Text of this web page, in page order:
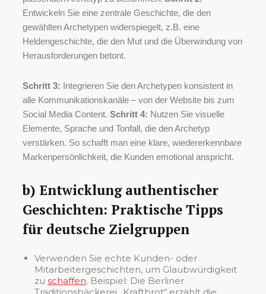
Entwickeln Sie eine zentrale Geschichte, die den
gewählten Archetypen widerspiegelt, z.B. eine
Heldengeschichte, die den Mut und die Überwindung von
Herausforderungen betont.
Schritt 3: Integrieren Sie den Archetypen konsistent in
alle Kommunikationskanäle – von der Website bis zum
Social Media Content. Schritt 4: Nutzen Sie visuelle
Elemente, Sprache und Tonfall, die den Archetyp
verstärken. So schafft man eine klare, wiedererkennbare
Markenpersönlichkeit, die Kunden emotional anspricht.
b) Entwicklung authentischer
Geschichten: Praktische Tipps
für deutsche Zielgruppen
Verwenden Sie echte Kunden- oder
Mitarbeitergeschichten, um Glaubwürdigkeit
zu schaffen. Beispiel: Die Berliner